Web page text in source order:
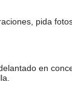
pida
en